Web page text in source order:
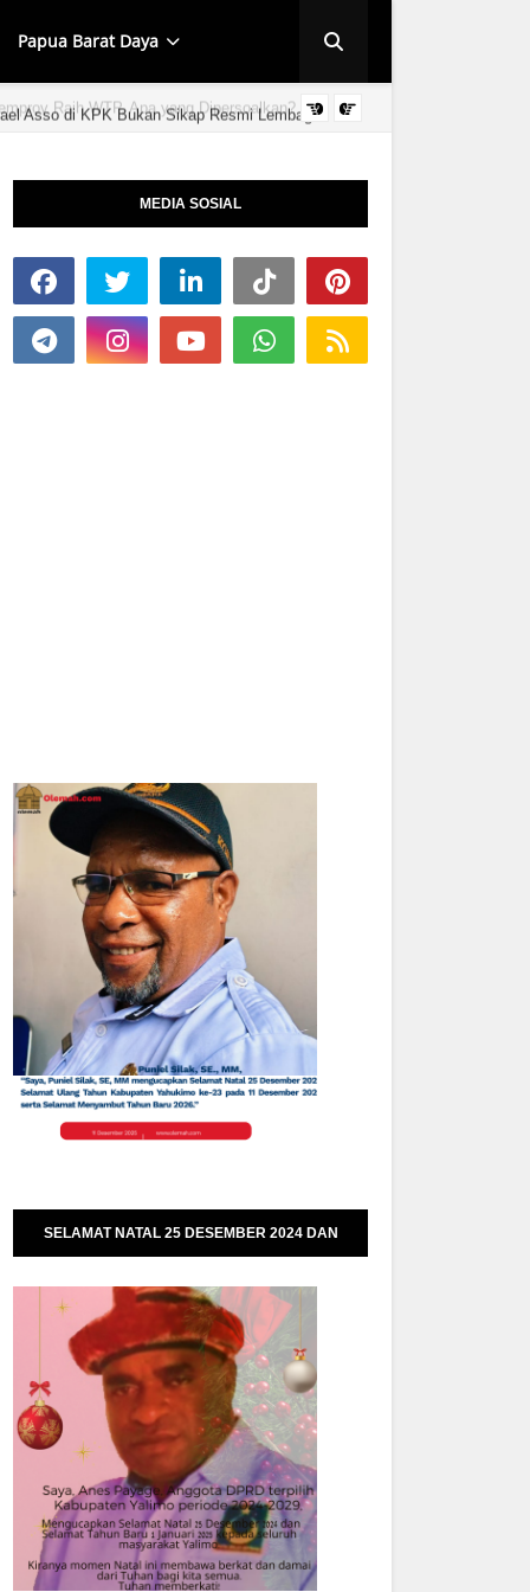
Papua Barat Daya
Asso di KPK Bukan Sikap Resmi Lembaga
MEDIA SOSIAL
SELAMAT NATAL 25 DESEMBER 2024 DAN